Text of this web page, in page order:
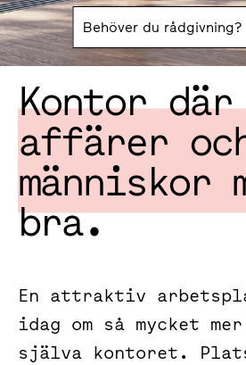
Behöver du rådgivning?
Kontor där
affärer
människor
bra.
En attraktiv
idag om så mycket
själva kontoret.